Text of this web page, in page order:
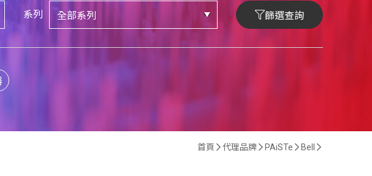
系列 篩選查詢
首頁 代理品牌 PAiSTe Bell